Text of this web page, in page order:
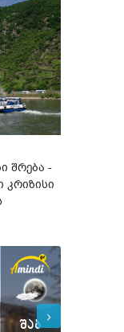
შრება -
შაბ ›